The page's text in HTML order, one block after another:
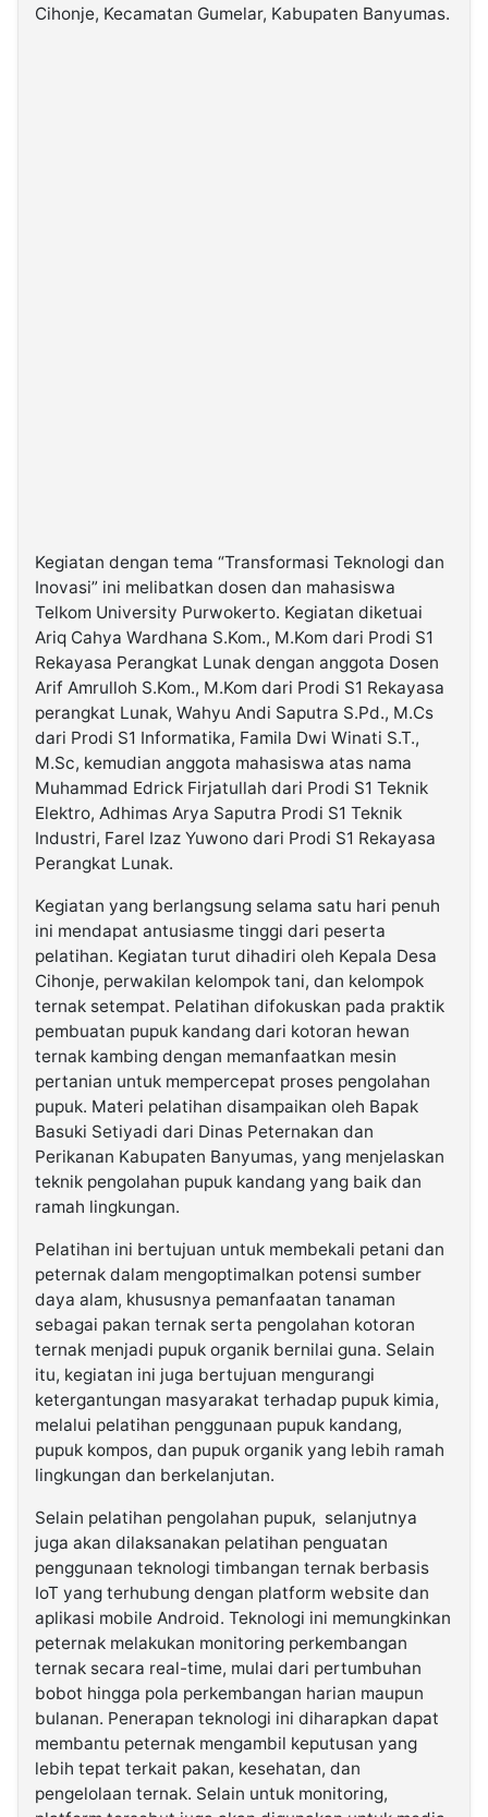
Cihonje, Kecamatan Gumelar, Kabupaten Banyumas.
Kegiatan dengan tema “Transformasi Teknologi dan
Inovasi” ini melibatkan dosen dan mahasiswa
Telkom University Purwokerto. Kegiatan diketuai
Ariq Cahya Wardhana S.Kom., M.Kom dari Prodi S1
Rekayasa Perangkat Lunak dengan anggota Dosen
Arif Amrulloh S.Kom., M.Kom dari Prodi S1 Rekayasa
perangkat Lunak, Wahyu Andi Saputra S.Pd., M.Cs
dari Prodi S1 Informatika, Famila Dwi Winati S.T.,
M.Sc, kemudian anggota mahasiswa atas nama
Muhammad Edrick Firjatullah dari Prodi S1 Teknik
Elektro, Adhimas Arya Saputra Prodi S1 Teknik
Industri, Farel Izaz Yuwono dari Prodi S1 Rekayasa
Perangkat Lunak.
Kegiatan yang berlangsung selama satu hari penuh
ini mendapat antusiasme tinggi dari peserta
pelatihan. Kegiatan turut dihadiri oleh Kepala Desa
Cihonje, perwakilan kelompok tani, dan kelompok
ternak setempat. Pelatihan difokuskan pada praktik
pembuatan pupuk kandang dari kotoran hewan
ternak kambing dengan memanfaatkan mesin
pertanian untuk mempercepat proses pengolahan
pupuk. Materi pelatihan disampaikan oleh Bapak
Basuki Setiyadi dari Dinas Peternakan dan
Perikanan Kabupaten Banyumas, yang menjelaskan
teknik pengolahan pupuk kandang yang baik dan
ramah lingkungan.
Pelatihan ini bertujuan untuk membekali petani dan
peternak dalam mengoptimalkan potensi sumber
daya alam, khususnya pemanfaatan tanaman
sebagai pakan ternak serta pengolahan kotoran
ternak menjadi pupuk organik bernilai guna. Selain
itu, kegiatan ini juga bertujuan mengurangi
ketergantungan masyarakat terhadap pupuk kimia,
melalui pelatihan penggunaan pupuk kandang,
pupuk kompos, dan pupuk organik yang lebih ramah
lingkungan dan berkelanjutan.
Selain pelatihan pengolahan pupuk, selanjutnya
juga akan dilaksanakan pelatihan penguatan
penggunaan teknologi timbangan ternak berbasis
IoT yang terhubung dengan platform website dan
aplikasi mobile Android. Teknologi ini memungkinkan
peternak melakukan monitoring perkembangan
ternak secara real-time, mulai dari pertumbuhan
bobot hingga pola perkembangan harian maupun
bulanan. Penerapan teknologi ini diharapkan dapat
membantu peternak mengambil keputusan yang
lebih tepat terkait pakan, kesehatan, dan
pengelolaan ternak. Selain untuk monitoring,